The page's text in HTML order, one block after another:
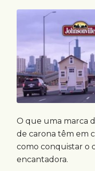
O que uma marca
de carona têm em
como conquistar o
encantadora.